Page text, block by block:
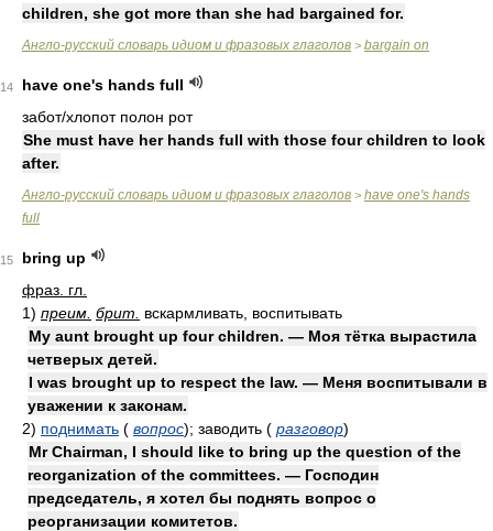
children, she got more than she had bargained for.
Англо-русский словарь идиом и фразовых глаголов > bargain on
14
have one's hands full
забот/хлопот полон рот
She must have her hands full with those four children to look
after.
Англо-русский словарь идиом и фразовых глаголов > have one's hands
full
15
bring up
фраз. гл.
1) преим. брит.
вскармливать, воспитывать
My aunt brought up four children. — Моя тётка вырастила
четверых детей.
I was brought up to respect the law. — Меня воспитывали в
уважении к законам.
2) поднимать ( вопрос); заводить ( разговор)
Mr Chairman, I should like to bring up the question of the
reorganization of the committees. — Господин
председатель, я хотел бы поднять вопрос о
реорганизации комитетов.